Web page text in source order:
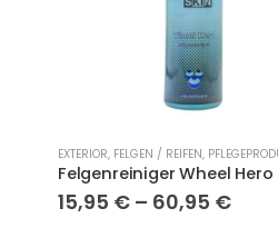
EXTERIOR, FELGEN / REIFEN,
Felgenreiniger Wheel Hero
15,95 € – 60,95 €